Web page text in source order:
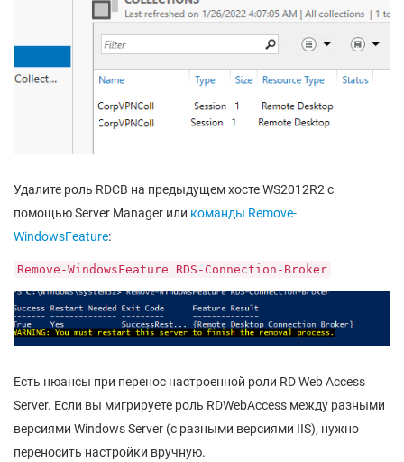
Удалите роль RDCB на предыдущем хосте WS2012R2 с
помощью Server Manager или команды Remove-
WindowsFeature:
Remove-WindowsFeature RDS-Connection-Broker
Есть нюансы при перенос настроенной роли RD Web Access
Server. Если вы мигрируете роль RDWebAccess между разными
версиями Windows Server (с разными версиями IIS), нужно
переносить настройки вручную.